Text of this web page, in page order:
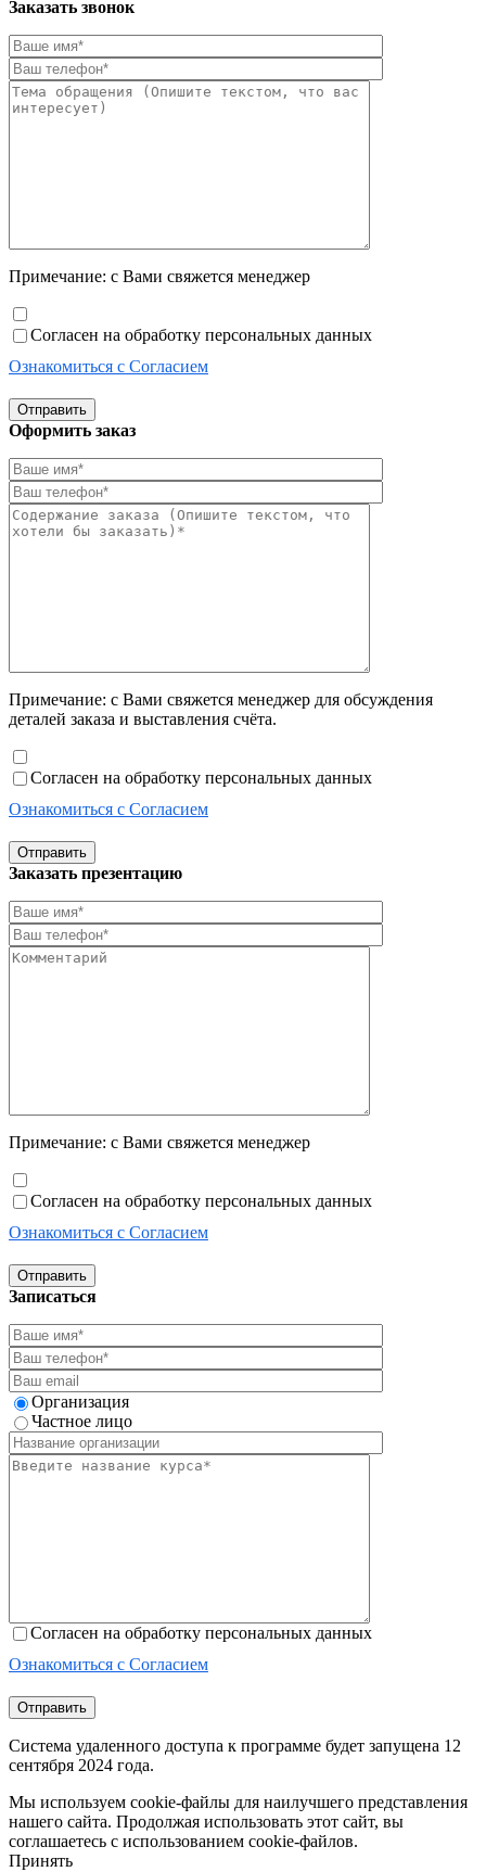
Заказать звонок
Примечание: с Вами свяжется менеджер
Согласен на обработку персональных данных
Ознакомиться с Согласием
Отправить
Оформить заказ
Примечание: с Вами свяжется менеджер для обсуждения
деталей заказа и выставления счёта.
Согласен на обработку персональных данных
Ознакомиться с Согласием
Отправить
Заказать презентацию
Примечание: с Вами свяжется менеджер
Согласен на обработку персональных данных
Ознакомиться с Согласием
Отправить
Записаться
Организация
Частное лицо
Согласен на обработку персональных данных
Ознакомиться с Согласием
Отправить
Система удаленного доступа к программе будет запущена 12
сентября 2024 года.
Мы используем cookie-файлы для наилучшего представления
нашего сайта. Продолжая использовать этот сайт, вы
соглашаетесь с использованием cookie-файлов.
Принять